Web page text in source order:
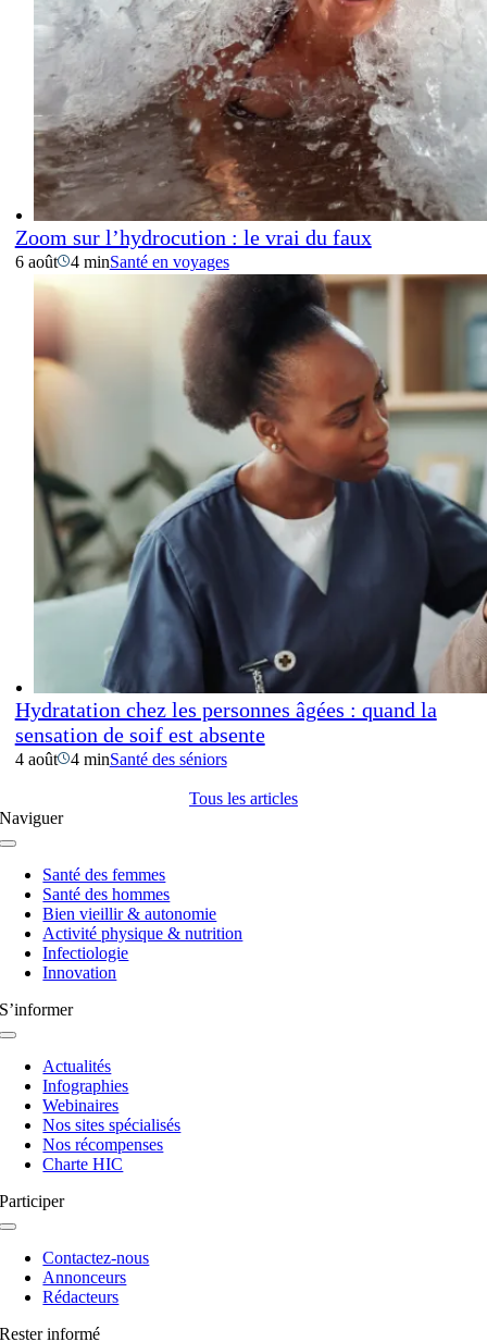
Zoom sur l’hydrocution : le vrai du faux
6 août 4 minSanté en voyages
Hydratation chez les personnes âgées : quand la
sensation de soif est absente
4 août 4 minSanté des séniors
Tous les articles
Naviguer
Navigation
basculeSanté des femmes
Santé des hommes
Bien vieillir & autonomie
Activité physique & nutrition
Infectiologie
Innovation
S’informer
Navigation
basculeActualités
Infographies
Webinaires
Nos sites spécialisés
Nos récompenses
Charte HIC
Participer
Navigation
basculeContactez-nous
Annonceurs
Rédacteurs
Rester informé